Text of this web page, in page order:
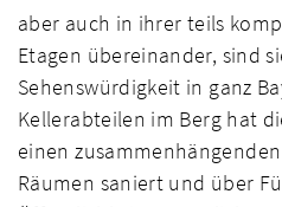
aber auch in ihrer teils
Etagen übereinander, sind
Sehenswürdigkeit in ganz
Kellerabteilen im Berg hat
einen
Räumen saniert und über